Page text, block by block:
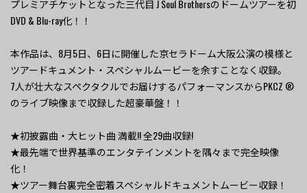
プレミアチケットとなった三代目 J Soul Brothersのドームツアーを初
DVD & Blu-ray化！！
本作品は、8月5日、6日に開催した京セラドーム大阪公演の模様と
ツアードキュメント・スペシャルムービーを余すことなく収録。
7人が壮大なスペクタクルでお届けするパフォーマンスからPKCZ ®
のライブ映像まで収録した超豪華盤！！
★初披露曲・大ヒット曲 満載!! 全29曲収録!
★最先端で世界基準のエンタテインメントを隅々まで完全映像
化！
★ツアー舞台裏完全密着スペシャルドキュメントムービー収録！